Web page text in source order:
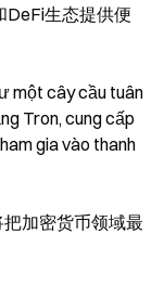
DeFi生态提供便
một cây cầu tuân
Tron, cung cấp
gia vào thanh
加密货币领域最